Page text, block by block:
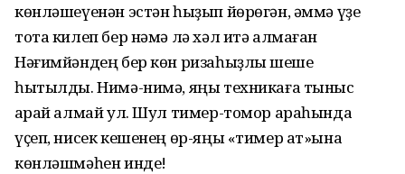
көнләшеүенән эстән һыҙып йөрөгән, әммә үҙе
тота килеп бер нәмә лә хәл итә алмаған
Нәғимйәндең бер көн ризаһыҙлыҡ шеше
һытылды. Нимә-нимә, яңы техникаға тыныс
ҡарай алмай ул. Шул тимер-томор араһында
үҫеп, нисек кешенең өр-яңы «тимер ат»ына
көнләшмәһен инде!